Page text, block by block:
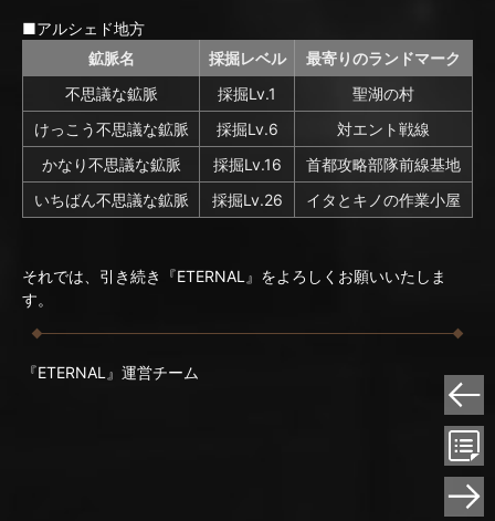
■アルシェド地方
鉱脈名
採掘レベル
最寄りのランドマーク
不思議な鉱脈
採掘Lv.1
聖湖の村
けっこう不思議な鉱脈
採掘Lv.6
対エント戦線
かなり不思議な鉱脈
採掘Lv.16
首都攻略部隊前線基地
いちばん不思議な鉱脈
採掘Lv.26 イタとキノの作業小屋
それでは、引き続き『ETERNAL』をよろしくお願いいたしま
す。
『ETERNAL』運営チーム